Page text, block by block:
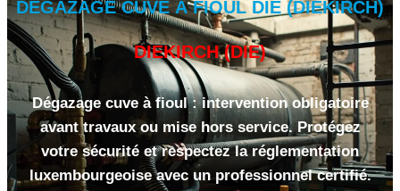
DÉGAZAGE CUVE À FIOUL DIE (DIEKIRCH)
DIEKIRCH (DIE)
Dégazage cuve à fioul : intervention obligatoire
avant travaux ou mise hors service. Protégez
votre sécurité et respectez la réglementation
luxembourgeoise avec un professionnel certifié.